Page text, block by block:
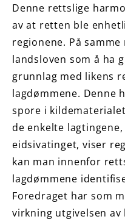
Denne rettslige
av at retten ble
regionene. På
landsloven som å ha
grunnlag med likens
lagdømmene. Denne
spore i
de enkelte
eidsivatinget, viser
kan man innenfor
lagdømmene
Foredraget har som
virkning utgivelsen